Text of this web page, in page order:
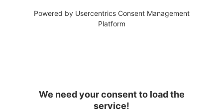
Powered by Usercentrics Consent Management
Platform
We need your consent to load the
service!